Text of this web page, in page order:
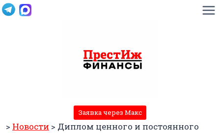
Перейти
Заявка через Макс
> Новости > Диплом ценного и постоянного